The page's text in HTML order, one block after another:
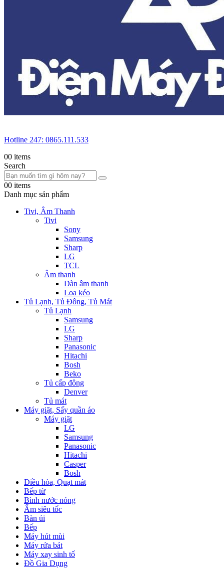
Hotline 247: 0865.111.533
00 items
Search
00 items
Danh mục sản phẩm
Tivi, Âm Thanh
Tivi
Sony
Samsung
Sharp
LG
TCL
Âm thanh
Dàn âm thanh
Loa kéo
Tủ Lạnh, Tủ Đông, Tủ Mát
Tủ Lạnh
Samsung
LG
Sharp
Panasonic
Hitachi
Bosh
Beko
Tủ cấp đông
Denver
Tủ mát
Máy giặt, Sấy quần áo
Máy giặt
LG
Samsung
Panasonic
Hitachi
Casper
Bosh
Điều hòa, Quạt mát
Bếp từ
Bình nước nóng
Ấm siêu tốc
Bàn ủi
Bếp
Máy hút mùi
Máy rửa bát
Máy xay sinh tố
Đồ Gia Dụng